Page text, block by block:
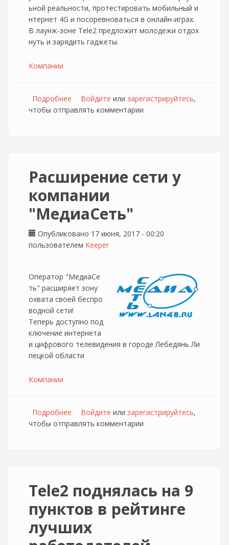
ьной реальности, протестировать мобильный и
нтернет 4G и посоревноваться в онлайн-играх.
В лаунж-зоне Tele2 предложит молодежи отдох
нуть и зарядить гаджеты.
Компании
Подробнее о Tele2 организует зону других правил на
Дне молодежи
Войдите или зарегистрируйтесь,
чтобы отправлять комментарии
Расширение сети у
компании
"МедиаСеть"
Опубликовано 17 июня, 2017 - 00:20
пользователем Keeper
Оператор "МедиаСе
ть" расширяет зону
охвата своей беспро
водной сети!
Теперь доступно под
ключение интернета
и цифрового телевидения в городе Лебедянь Ли
пецкой области
Компании
Подробнее о Расширение сети у компании "МедиаСеть"
Войдите или зарегистрируйтесь,
чтобы отправлять комментарии
Tele2 поднялась на 9
пунктов в рейтинге
лучших